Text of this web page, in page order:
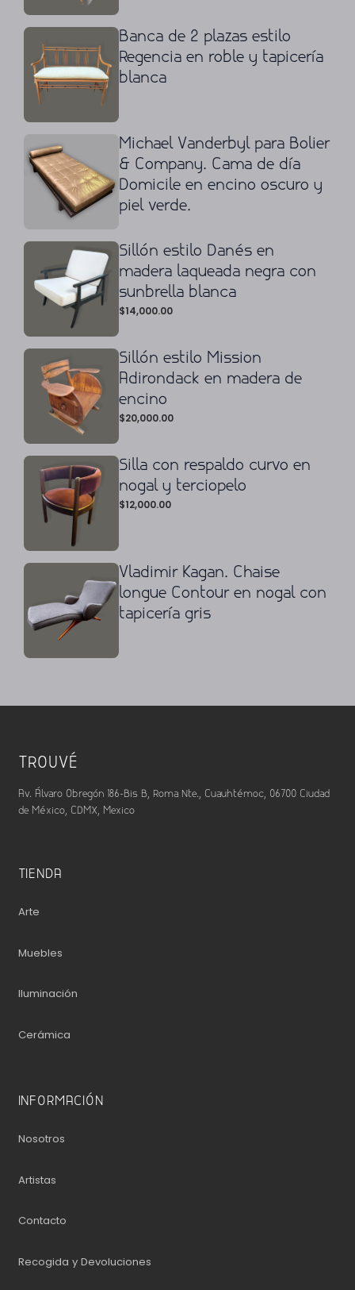
Banca de 2 plazas estilo
Regencia en roble y tapicería
blanca
Michael Vanderbyl para Bolier
& Company. Cama de día
Domicile en encino oscuro y
piel verde.
Sillón estilo Danés en
madera laqueada negra con
sunbrella blanca
$14,000.00
Sillón estilo Mission
Adirondack en madera de
encino
$20,000.00
Silla con respaldo curvo en
nogal y terciopelo
$12,000.00
Vladimir Kagan. Chaise
longue Contour en nogal con
tapicería gris
TROUVÉ
Av. Álvaro Obregón 186-Bis B, Roma Nte., Cuauhtémoc, 06700 Ciudad
de México, CDMX, Mexico
TIENDA
Arte
Muebles
Iluminación
Cerámica
INFORMACIÓN
Nosotros
Artistas
Contacto
Recogida y Devoluciones